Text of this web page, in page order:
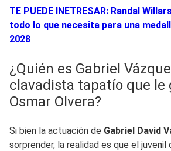
TE PUEDE INETRESAR: Randal
todo lo que necesita para una
2028
¿Quién es Gabriel
clavadista tapatío que le
Osmar Olvera?
Si bien la actuación de Gabriel David
sorprender, la realidad es que el juvenil